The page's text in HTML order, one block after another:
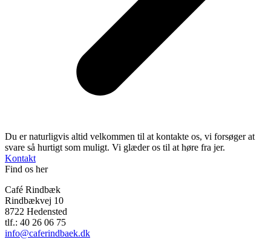
Du er naturligvis altid velkommen til at kontakte os, vi forsøger at
svare så hurtigt som muligt. Vi glæder os til at høre fra jer.
Kontakt
Find os her
Café Rindbæk
Rindbækvej 10
8722 Hedensted
tlf.: 40 26 06 75
info@caferindbaek.dk